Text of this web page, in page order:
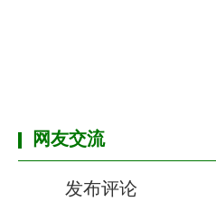
网友交流
发布评论